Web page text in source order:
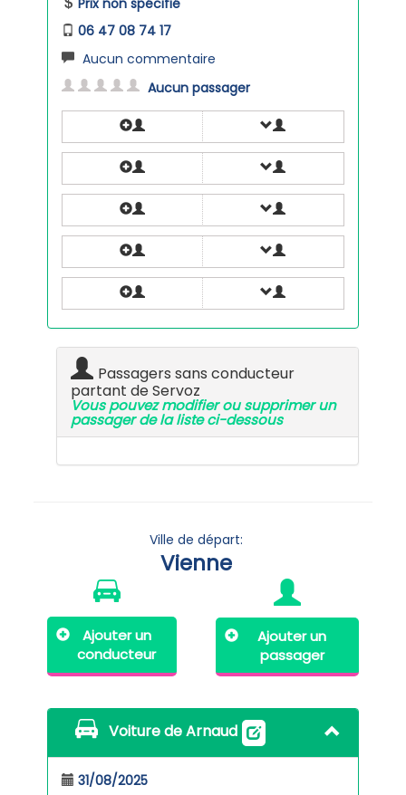
Prix non spécifié
06 47 08 74 17
Aucun commentaire
Aucun passager
Passagers sans conducteur
partant de Servoz
Vous pouvez modifier ou supprimer un
passager de la liste ci-dessous
Ville de départ:
Vienne
Ajouter un
conducteur
Ajouter un
passager
Voiture de Arnaud
31/08/2025